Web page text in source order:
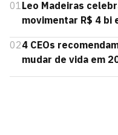
01Leo Madeiras
movimentar R$ 4 bi
024 CEOs
mudar de vida em